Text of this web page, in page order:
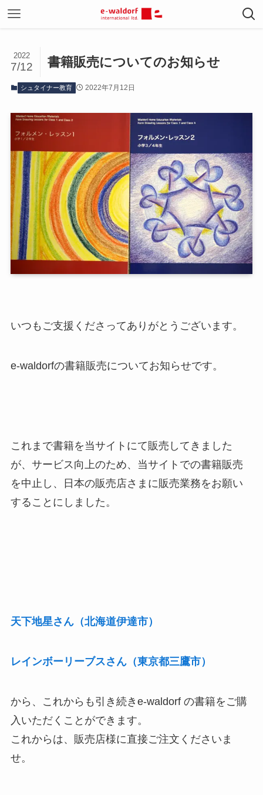
書籍販売についてのお知らせ
2022
7/12
シュタイナー教育 2022年7月12日
いつもご支援くださってありがとうございます。
e-waldorfの書籍販売についてお知らせです。
これまで書籍を当サイトにて販売してきました
が、サービス向上のため、当サイトでの書籍販売
を中止し、日本の販売店さまに販売業務をお願い
することにしました。
天下地星さん（北海道伊達市）
レインボーリーブスさん（東京都三鷹市）
から、これからも引き続きe-waldorf の書籍をご購
入いただくことができます。
これからは、販売店様に直接ご注文くださいま
せ。